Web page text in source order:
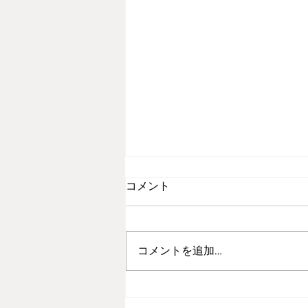
この頃のこと
コメント
コメントを追加…